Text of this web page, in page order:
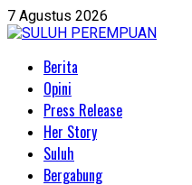
Skip
to
7 Agustus 2026
PrimaryBerita
Opini
Press Release
Her Story
Suluh
Bergabung